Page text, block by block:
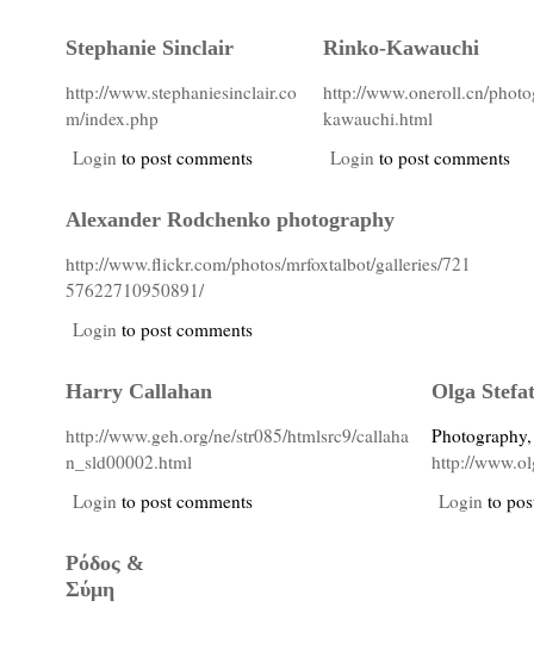
Stephanie Sinclair
http://www.stephaniesinclair.co
m/index.php
Login to post comments
Rinko-Kawauchi
http://www.oneroll.cn/
kawauchi.html
Login to post comments
Alexander Rodchenko photography
http://www.flickr.com/photos/mrfoxtalbot/galleries/721
57622710950891/
Login to post comments
Harry Callahan
http://www.geh.org/ne/str085/htmlsrc9/callaha
n_sld00002.html
Login to post comments
Olga
Photography,
http://
Login to
Ρόδος &
Σύμη